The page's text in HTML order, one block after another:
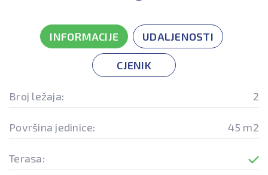
INFORMACIJE UDALJENOSTI
CJENIK
Broj ležaja: 2
Površina jedinice: 45 m2
Terasa: